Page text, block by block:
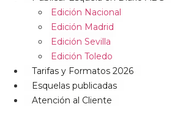
Edición Nacional
Edición Madrid
Edición Sevilla
Edición Toledo
Tarifas y Formatos 2026
Esquelas publicadas
Atención al Cliente